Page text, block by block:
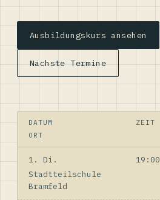
Ausbildungskurs ansehen
Nächste Termine
DATUM
ZEIT
ORT
1. Di.
19:00
Stadtteilschule
Bramfeld